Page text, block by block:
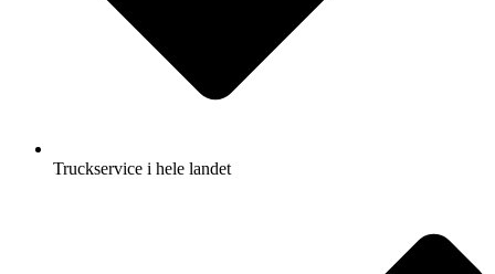
Truckservice i hele landet